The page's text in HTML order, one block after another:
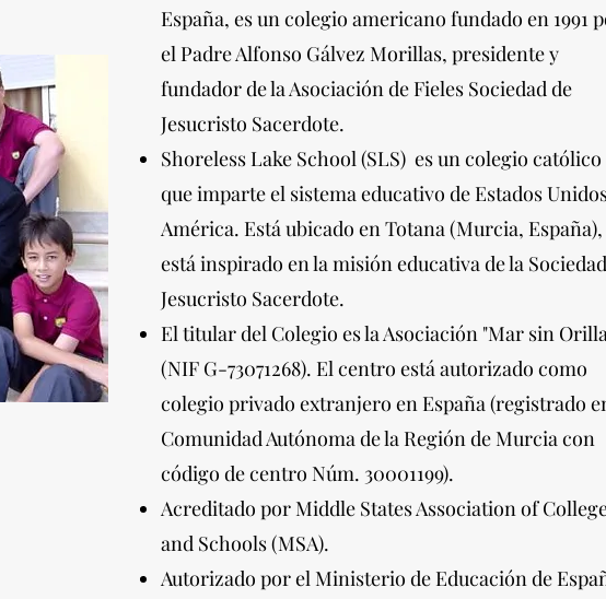
España, es un colegio americano fundado en 1991
el Padre Alfonso Gálvez Morillas, presidente y
fundador de la Asociación de Fieles Sociedad de
Jesucristo Sacerdote.
Shoreless Lake School (SLS) es un colegio católico
que imparte el sistema educativo de Estados
América. Está ubicado en Totana (Murcia,
está inspirado en la misión educativa de la
Jesucristo Sacerdote.
El titular del Colegio es la Asociación "Mar sin
(NIF G-73071268). El centro está autorizado como
colegio privado extranjero en España (registrado
Comunidad Autónoma de la Región de Murcia con
código de centro Núm. 30001199).
Acreditado por Middle States Association of
and Schools (MSA).
Autorizado por el Ministerio de Educación de